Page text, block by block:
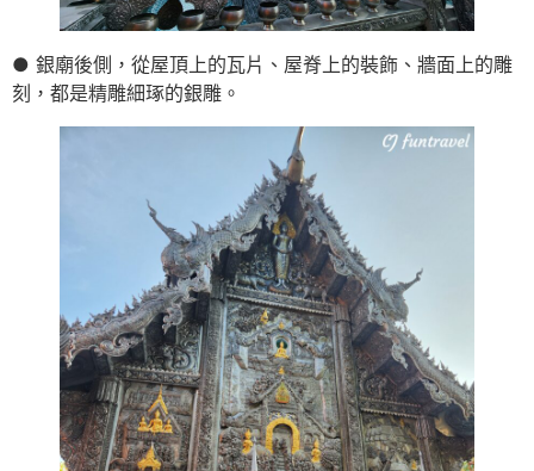
● 銀廟後側，從屋頂上的瓦片、屋脊上的裝飾、牆面上的雕
刻，都是精雕細琢的銀雕。